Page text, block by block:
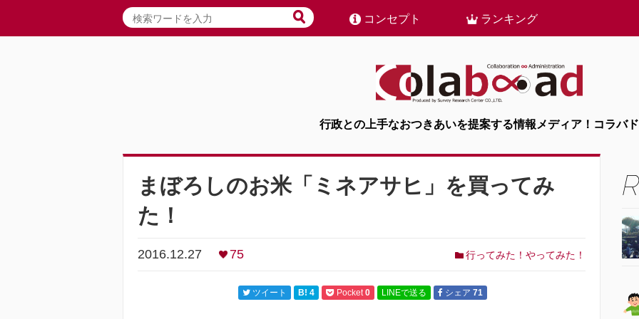
行政との上手なおつきあいを提案する情報メディア！コラバド
コンセプト ランキング
まぼろしのお米「ミネアサヒ」を買ってみ
た！
2016.12.27 75 行ってみた！やってみた！
ツイート B! 4 Pocket0 LINEで送る シェア 71